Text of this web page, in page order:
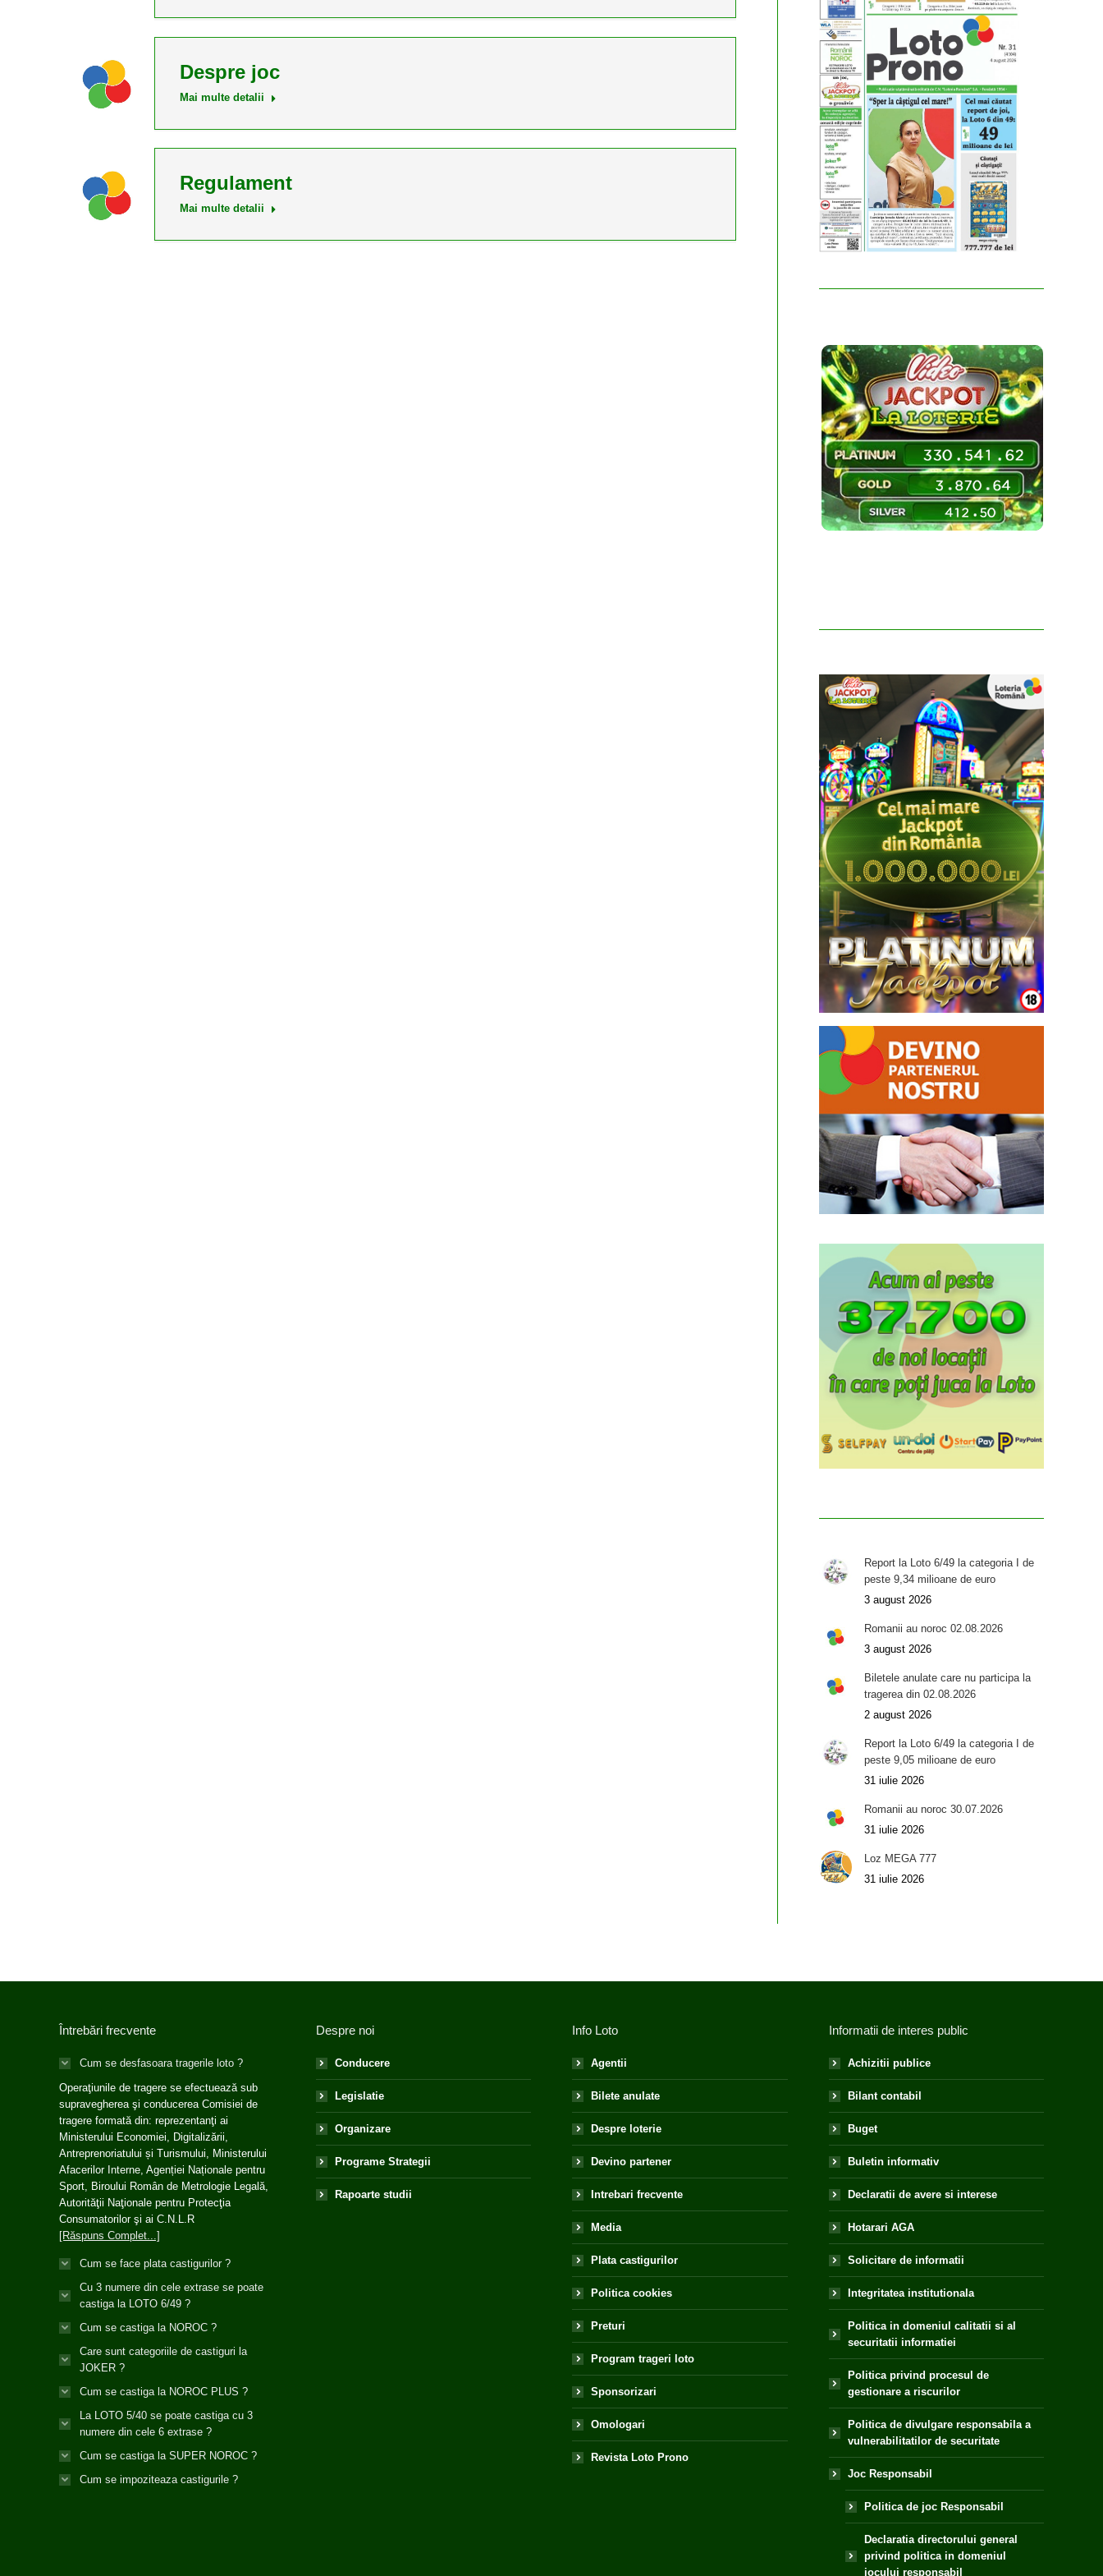
Despre joc
Mai multe detalii
Regulament
Mai multe detalii
Report la Loto 6/49 la categoria I de
peste 9,34 milioane de euro
3 august 2026
Romanii au noroc 02.08.2026
3 august 2026
Biletele anulate care nu participa la
tragerea din 02.08.2026
2 august 2026
Report la Loto 6/49 la categoria I de
peste 9,05 milioane de euro
31 iulie 2026
Romanii au noroc 30.07.2026
31 iulie 2026
Loz MEGA 777
31 iulie 2026
Întrebări frecvente
Cum se desfasoara tragerile loto ?
Operaţiunile de tragere se efectuează sub
supravegherea şi conducerea Comisiei de
tragere formată din: reprezentanţi ai
Ministerului Economiei, Digitalizării,
Antreprenoriatului și Turismului, Ministerului
Afacerilor Interne, Agenției Naționale pentru
Sport, Biroului Român de Metrologie Legală,
Autorităţii Naţionale pentru Protecţia
Consumatorilor şi ai C.N.L.R
[Răspuns Complet...]
Cum se face plata castigurilor ?
Cu 3 numere din cele extrase se poate
castiga la LOTO 6/49 ?
Cum se castiga la NOROC ?
Care sunt categoriile de castiguri la
JOKER ?
Cum se castiga la NOROC PLUS ?
La LOTO 5/40 se poate castiga cu 3
numere din cele 6 extrase ?
Cum se castiga la SUPER NOROC ?
Cum se impoziteaza castigurile ?
Despre noi
Conducere
Legislatie
Organizare
Programe Strategii
Rapoarte studii
Info Loto
Agentii
Bilete anulate
Despre loterie
Devino partener
Intrebari frecvente
Media
Plata castigurilor
Politica cookies
Preturi
Program trageri loto
Sponsorizari
Omologari
Revista Loto Prono
Informatii de interes public
Achizitii publice
Bilant contabil
Buget
Buletin informativ
Declaratii de avere si interese
Hotarari AGA
Solicitare de informatii
Integritatea institutionala
Politica in domeniul calitatii si al
securitatii informatiei
Politica privind procesul de
gestionare a riscurilor
Politica de divulgare responsabila a
vulnerabilitatilor de securitate
Joc Responsabil
Politica de joc Responsabil
Declaratia directorului general
privind politica in domeniul
jocului responsabil